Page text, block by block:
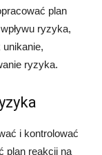
plan
ryzyka,
ryzyka.
i kontrolować
plan reakcji na